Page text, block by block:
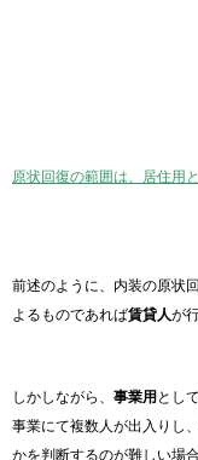
原状回復の範囲は、居住用
前述のように、内装の原状
よるものであれば賃貸人が
しかしながら、 事業用 とし
事業にて複数人が出入りし、
かを判断するのが難しい場